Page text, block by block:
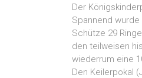
Der
Spannend
Schütze 29
den teilweisen
wiederrum eine
Den Keilerpokal